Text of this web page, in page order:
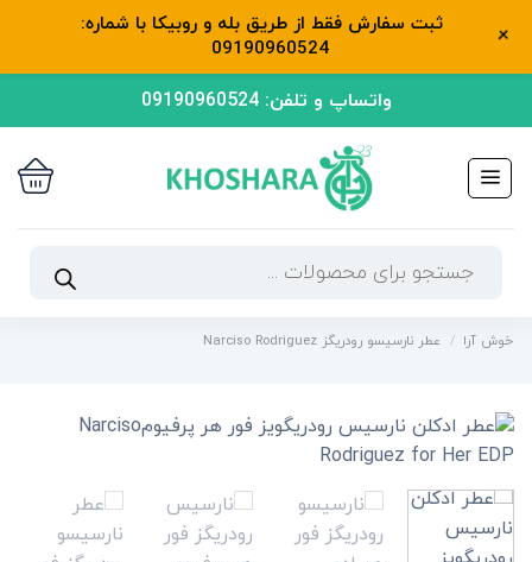
واتساپ و تلفن: 09190960524
محصولات
خوش آرا / عطر نارسیسو رودریگز Narciso Rodriguez
ثبت سفارش فقط از طریق بله و روبیکا با شماره:
09190960524
+